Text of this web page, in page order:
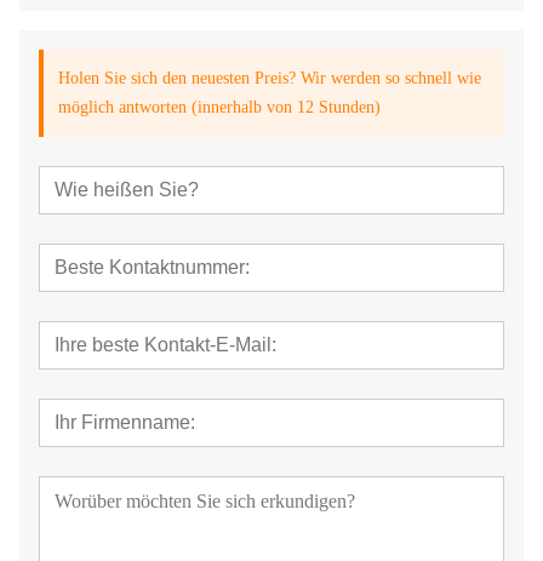
Holen Sie sich den neuesten Preis? Wir werden so schnell wie
möglich antworten (innerhalb von 12 Stunden)